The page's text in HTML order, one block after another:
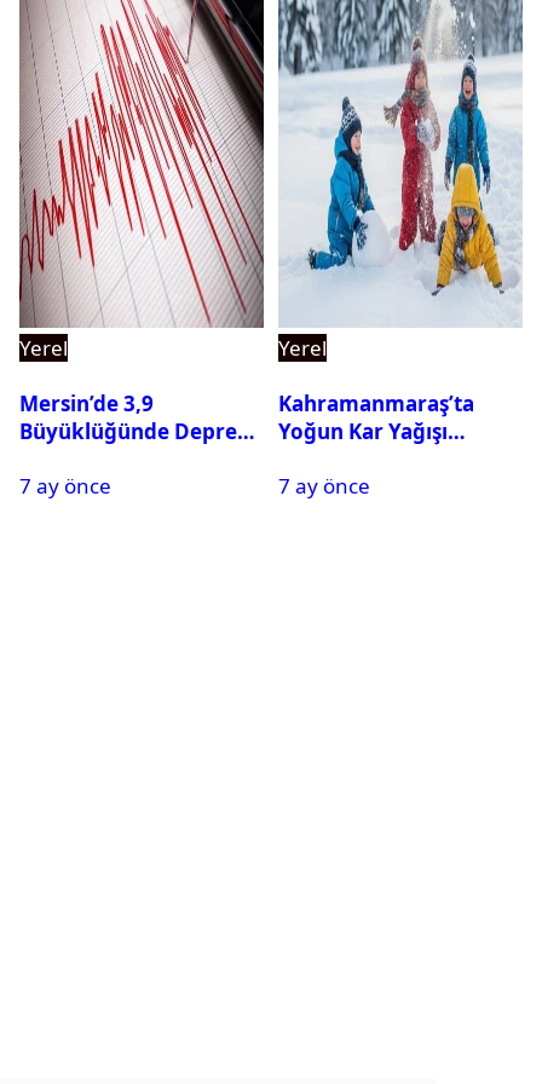
Yerel
Mersin’de 3,9
Büyüklüğünde Deprem
7 ay önce
Yerel
Kahramanmaraş’ta
Yoğun Kar Yağışı
Tatil
7 ay önce